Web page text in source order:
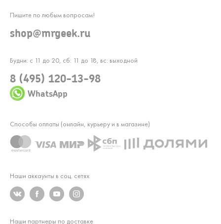
Будни: с 11 до 20, сб: 11 до 18, вс: выходной
8 (495) 120-13-98
WhatsApp
Пишите по любым вопросам!
shop@mrgeek.ru
Наши аккаунты в соц. сетях
Способы оплаты (онлайн, курьеру и в магазине)
Наши партнеры по доставке